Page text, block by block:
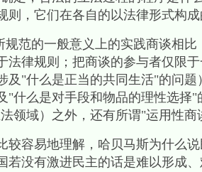
则，它们在各自的以法律形式构
规范的一般意义上的实践商谈相比
法律规则；把商谈的参与者仅限
及 "什么是正当的共同生活"的问题
"什么是对手段和物品的理性选择"
领域）之外，还有所谓"运用性商
容易地理解，哈贝马斯为什么说
若没有激进民主的话是难以形成